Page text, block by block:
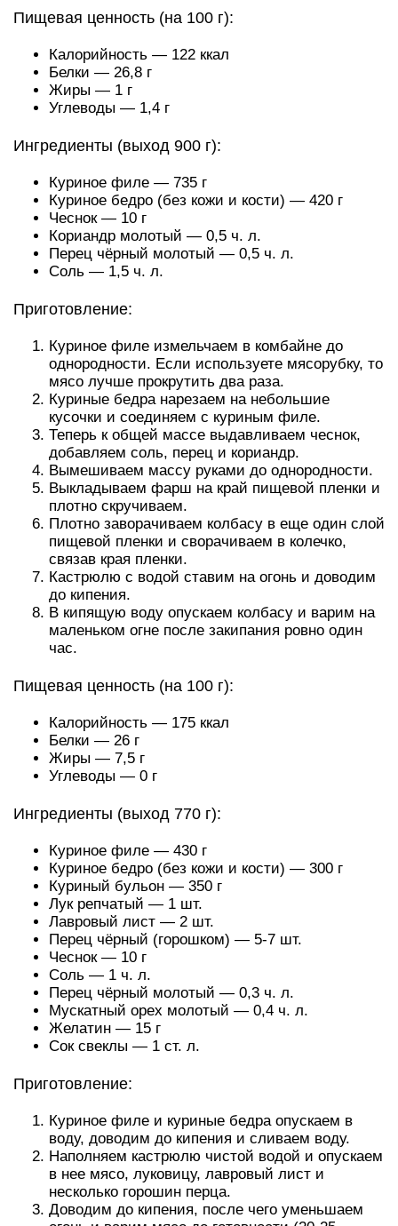
Пищевая ценность (на 100 г):
Калорийность — 122 ккал
Белки — 26,8 г
Жиры — 1 г
Углеводы — 1,4 г
Ингредиенты (выход 900 г):
Куриное филе — 735 г
Куриное бедро (без кожи и кости) — 420 г
Чеснок — 10 г
Кориандр молотый — 0,5 ч. л.
Перец чёрный молотый — 0,5 ч. л.
Соль — 1,5 ч. л.
Приготовление:
Куриное филе измельчаем в комбайне до
однородности. Если используете мясорубку, то
мясо лучше прокрутить два раза.
Куриные бедра нарезаем на небольшие
кусочки и соединяем с куриным филе.
Теперь к общей массе выдавливаем чеснок,
добавляем соль, перец и кориандр.
Вымешиваем массу руками до однородности.
Выкладываем фарш на край пищевой пленки и
плотно скручиваем.
Плотно заворачиваем колбасу в еще один слой
пищевой пленки и сворачиваем в колечко,
связав края пленки.
Кастрюлю с водой ставим на огонь и доводим
до кипения.
В кипящую воду опускаем колбасу и варим на
маленьком огне после закипания ровно один
час.
Пищевая ценность (на 100 г):
Калорийность — 175 ккал
Белки — 26 г
Жиры — 7,5 г
Углеводы — 0 г
Ингредиенты (выход 770 г):
Куриное филе — 430 г
Куриное бедро (без кожи и кости) — 300 г
Куриный бульон — 350 г
Лук репчатый — 1 шт.
Лавровый лист — 2 шт.
Перец чёрный (горошком) — 5-7 шт.
Чеснок — 10 г
Соль — 1 ч. л.
Перец чёрный молотый — 0,3 ч. л.
Мускатный орех молотый — 0,4 ч. л.
Желатин — 15 г
Сок свеклы — 1 ст. л.
Приготовление:
Куриное филе и куриные бедра опускаем в
воду, доводим до кипения и сливаем воду.
Наполняем кастрюлю чистой водой и опускаем
в нее мясо, луковицу, лавровый лист и
несколько горошин перца.
Доводим до кипения, после чего уменьшаем